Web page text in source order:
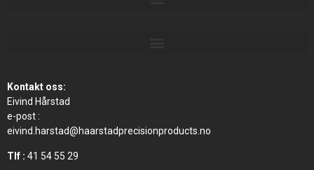
Kontakt oss:
Eivind Hårstad
e-post :
eivind.harstad@haarstadprecisionproducts.no
Tlf : 41 54 55 29